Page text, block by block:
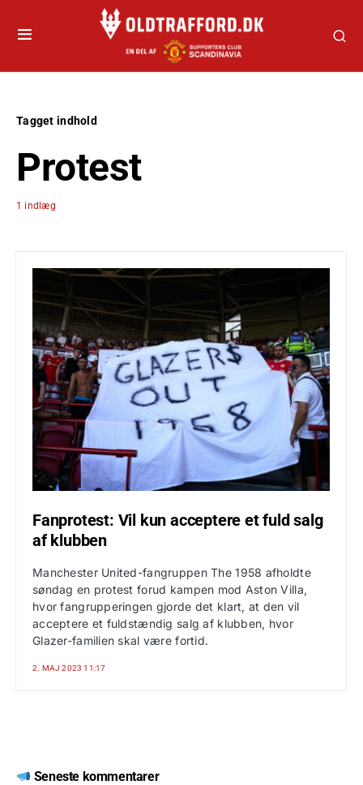
Tagget indhold
Protest
1 indlæg
Fanprotest: Vil kun acceptere et fuld salg
af klubben
Manchester United-fangruppen The 1958 afholdte
søndag en protest forud kampen mod Aston Villa,
hvor fangrupperingen gjorde det klart, at den vil
acceptere et fuldstændig salg af klubben, hvor
Glazer-familien skal være fortid.
2. MAJ 2023 11:17
Seneste kommentarer